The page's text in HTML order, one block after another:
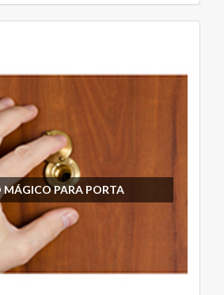
MÁGICO PARA PORTA